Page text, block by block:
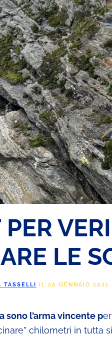
LE
TASSELLI IL 20 GENNAIO 2021.
sono l’arma vincente p
chilometri in tutta